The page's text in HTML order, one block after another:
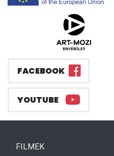
FACEBOOK
YOUTUBE
FILMEK(CURRENT)